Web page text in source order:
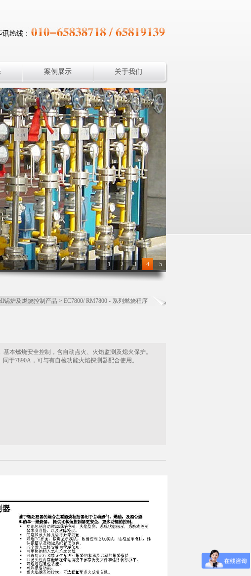
案例展示 关于我们
1 2 3 4 5
锅炉及燃烧控制产品 > EC7800/ RM7800 - 系列燃烧程序
基本燃烧安全控制，含自动点火、火焰监测及熄火保护。
同于7890A，可与有自检功能火焰探测器配合使用。